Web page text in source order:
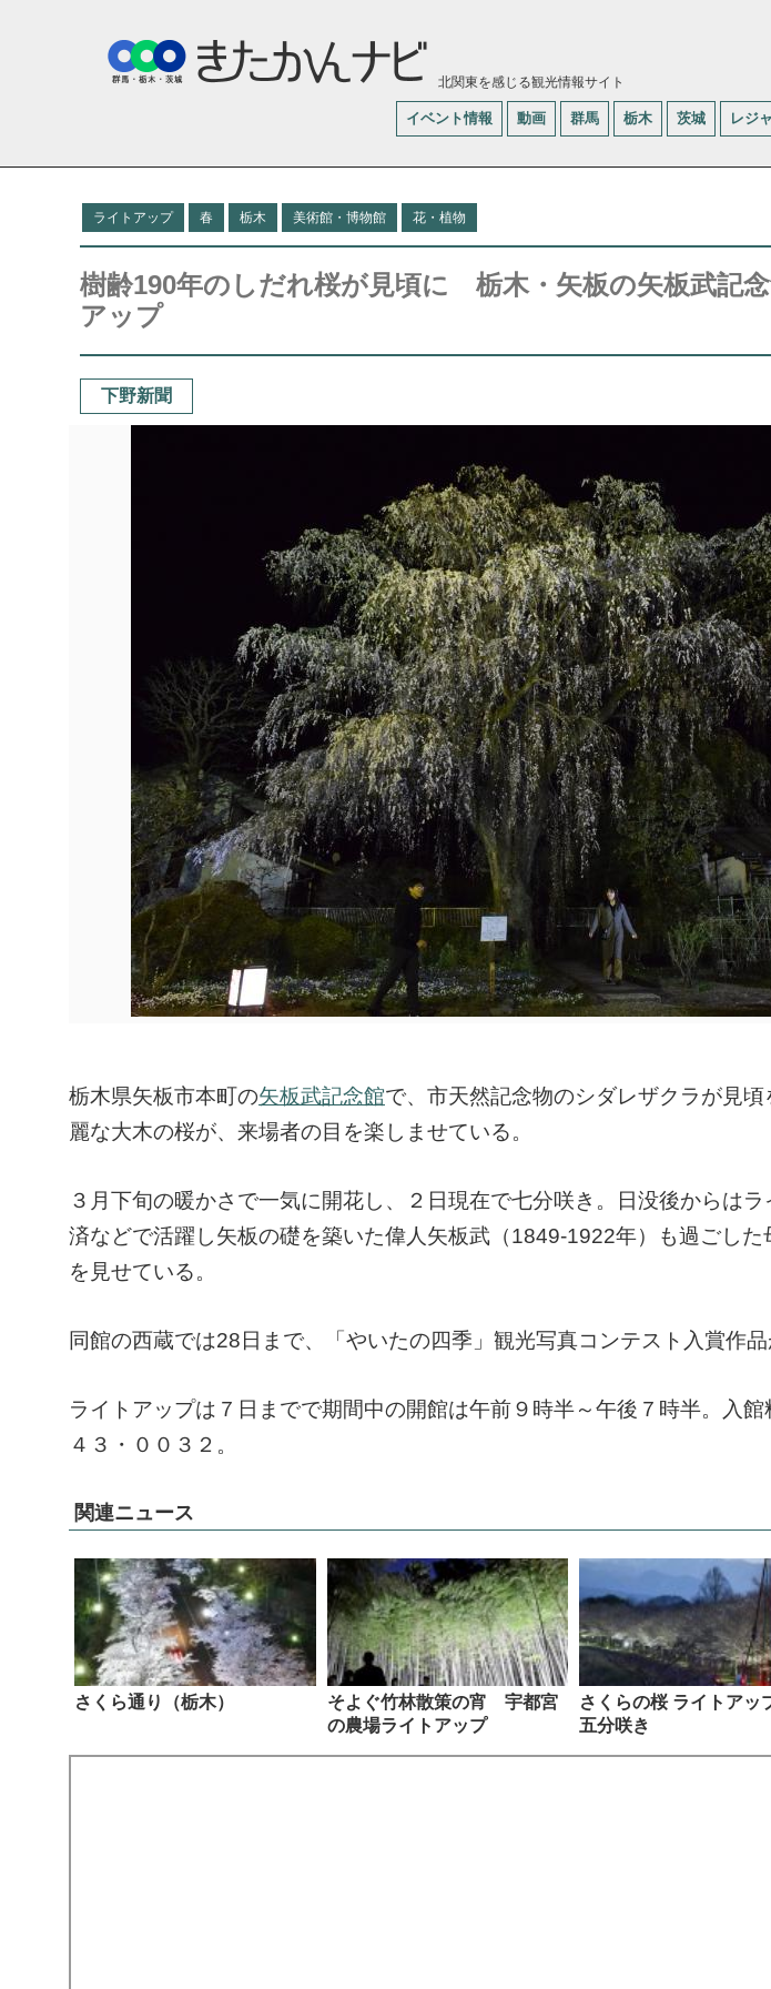
北関東を感じる観光情報サイト
イベント情報 動画 群馬 栃木 茨城 レジ
ライトアップ 春 栃木 美術館・博物館 花・植物
樹齢190年のしだれ桜が見頃に 栃木・矢板の矢板武記
アップ
下野新聞
栃木県矢板市本町の矢板武記念館で、市天然記念物のシダレザクラが見
麗な大木の桜が、来場者の目を楽しませている。
３月下旬の暖かさで一気に開花し、２日現在で七分咲き。日没後からは
済などで活躍し矢板の礎を築いた偉人矢板武（1849-1922年）も過ごし
を見せている。
同館の西蔵では28日まで、「やいたの四季」観光写真コンテスト入賞作品
ライトアップは７日までで期間中の開館は午前９時半～午後７時半。入
４３・００３２。
関連ニュース
さくら通り（栃木）
そよぐ竹林散策の宵 宇都宮
の農場ライトアップ
さくらの桜 ライトアッ
五分咲き